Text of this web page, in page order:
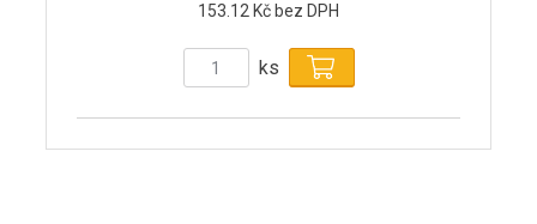
153.12 Kč bez DPH
ks